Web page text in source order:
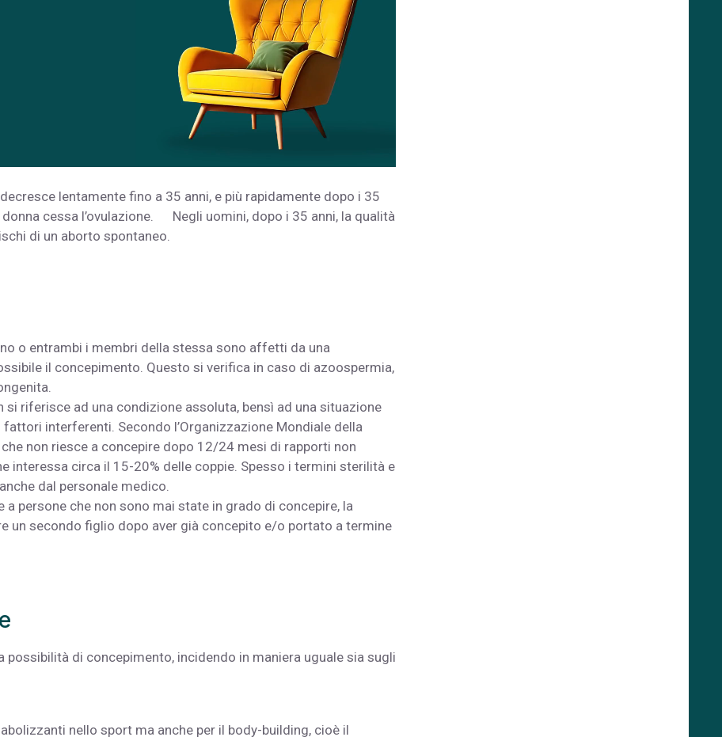
lentamente fino a 35 anni, e più rapidamente dopo i 35
cessa l’ovulazione. Negli uomini, dopo i 35 anni, la qualità
di un aborto spontaneo.
o entrambi i membri della stessa sono affetti da una
il concepimento. Questo si verifica in caso di azoospermia,
si riferisce ad una condizione assoluta, bensì ad una situazione
interferenti. Secondo l’Organizzazione Mondiale della
che non riesce a concepire dopo 12/24 mesi di rapporti non
interessa circa il 15-20% delle coppie. Spesso i termini sterilità e
dal personale medico.
persone che non sono mai state in grado di concepire, la
un secondo figlio dopo aver già concepito e/o portato a termine
di concepimento, incidendo in maniera uguale sia sugli
nello sport ma anche per il body-building, cioè il